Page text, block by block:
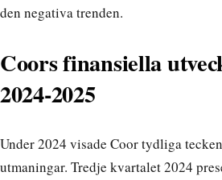
den negativa trenden.
Coors finansiella
2024-2025
Under 2024 visade Coor tydliga
utmaningar. Tredje kvartalet 2024